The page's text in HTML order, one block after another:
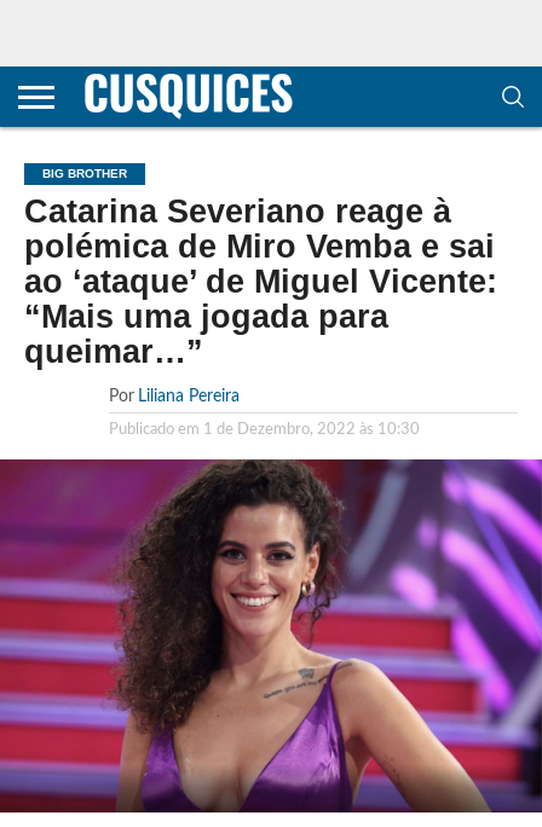
CONTACTOS
HOME
POLÍTICA DE
E COOKIES
SOBRE
TERMOS E
TRANSPARÊNCIA
METODOLOGIA
BIG BROTHER
Catarina Severiano reage à
polémica de Miro Vemba e sai
ao ‘ataque’ de Miguel Vicente:
“Mais uma jogada para
queimar…”
Por Liliana Pereira
Publicado em 1 de Dezembro, 2022 às 10:30